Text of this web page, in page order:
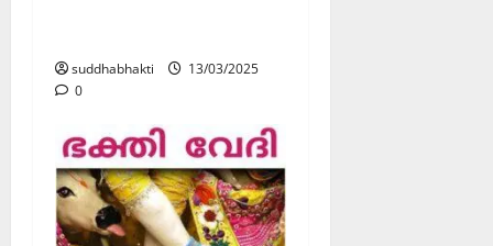
suddhabhakti
13/03/2025
0